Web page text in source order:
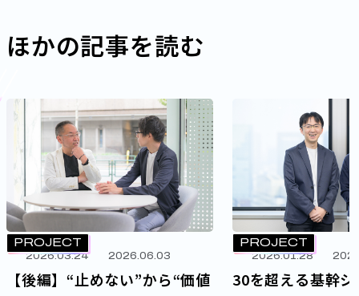
ほかの記事を読む
PROJECT
2026.03.24 2026.06.03
【後編】“止めない”から“価値
PROJECT
2026.01.28
30を超える基幹